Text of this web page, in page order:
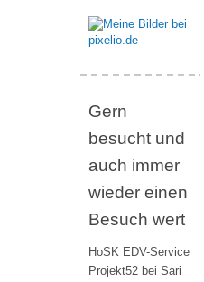
Gern
besucht und
auch immer
wieder einen
Besuch wert
HoSK EDV-Service
Projekt52 bei Sari